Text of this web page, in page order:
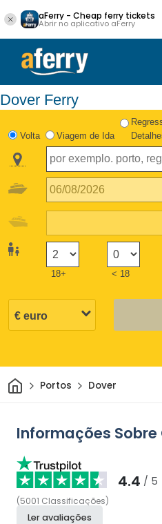
aFerry - Cheap ferry tickets
Abrir no aplicativo aFerry
Dover Ferry
Volta Viagem de Ida
18+ < 18
CasaPortos Dover
Informações Sobre
4.4 / 5
(5001 Classificações)
Ler avaliações